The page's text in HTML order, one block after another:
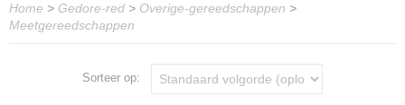
Home > Gedore-red > Overige-gereedschappen >
Meetgereedschappen
Sorteer op: